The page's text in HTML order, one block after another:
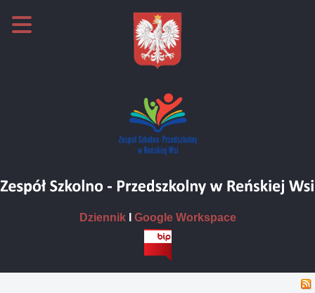
DziennikI Google Workspace